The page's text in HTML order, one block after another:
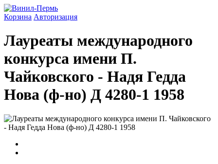
Корзина Авторизация
Лауреаты международного
конкурса имени П.
Чайковского - Надя Гедда
Нова (ф-но) Д 4280-1 1958